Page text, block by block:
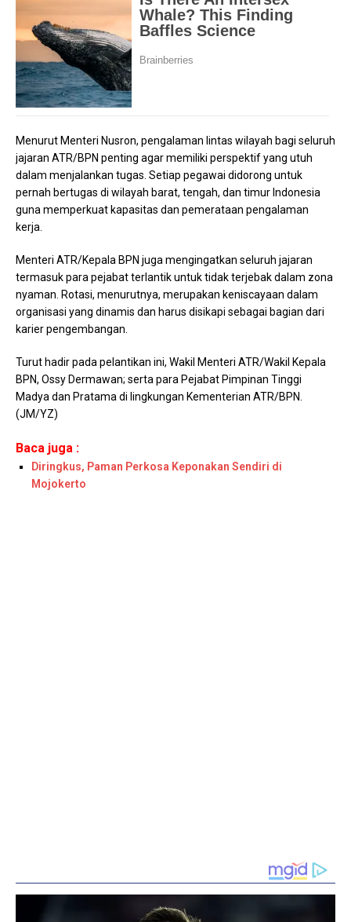
Menurut Menteri Nusron, pengalaman lintas wilayah bagi seluruh
jajaran ATR/BPN penting agar memiliki perspektif yang utuh
dalam menjalankan tugas. Setiap pegawai didorong untuk
pernah bertugas di wilayah barat, tengah, dan timur Indonesia
guna memperkuat kapasitas dan pemerataan pengalaman
kerja.
Menteri ATR/Kepala BPN juga mengingatkan seluruh jajaran
termasuk para pejabat terlantik untuk tidak terjebak dalam zona
nyaman. Rotasi, menurutnya, merupakan keniscayaan dalam
organisasi yang dinamis dan harus disikapi sebagai bagian dari
karier pengembangan.
Turut hadir pada pelantikan ini, Wakil Menteri ATR/Wakil Kepala
BPN, Ossy Dermawan; serta para Pejabat Pimpinan Tinggi
Madya dan Pratama di lingkungan Kementerian ATR/BPN.
(JM/YZ)
Baca juga :
Diringkus, Paman Perkosa Keponakan Sendiri di
Mojokerto